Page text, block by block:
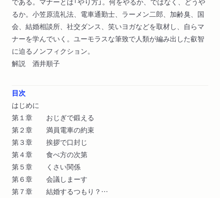
るか。小笠原流礼法、電車通勤士、ラーメン二郎、加齢臭、国
会、結婚相談所、社交ダンス、笑いヨガなどを取材し、自らマ
ナーを学んでいく。ユーモラスな筆致で人類が編み出した叡智
に迫るノンフィクション。
解説 酒井順子
目次
はじめに
第１章 おじぎで鍛える
第２章 満員電車の約束
第３章 挨拶で口封じ
第４章 食べ方の次第
第５章 くさい関係
第６章 会議しまーす
第７章 結婚するつもり？